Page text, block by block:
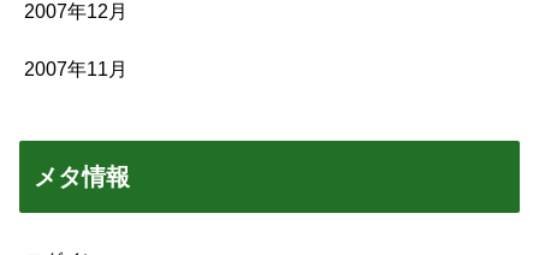
2007年12月
2007年11月
メタ情報